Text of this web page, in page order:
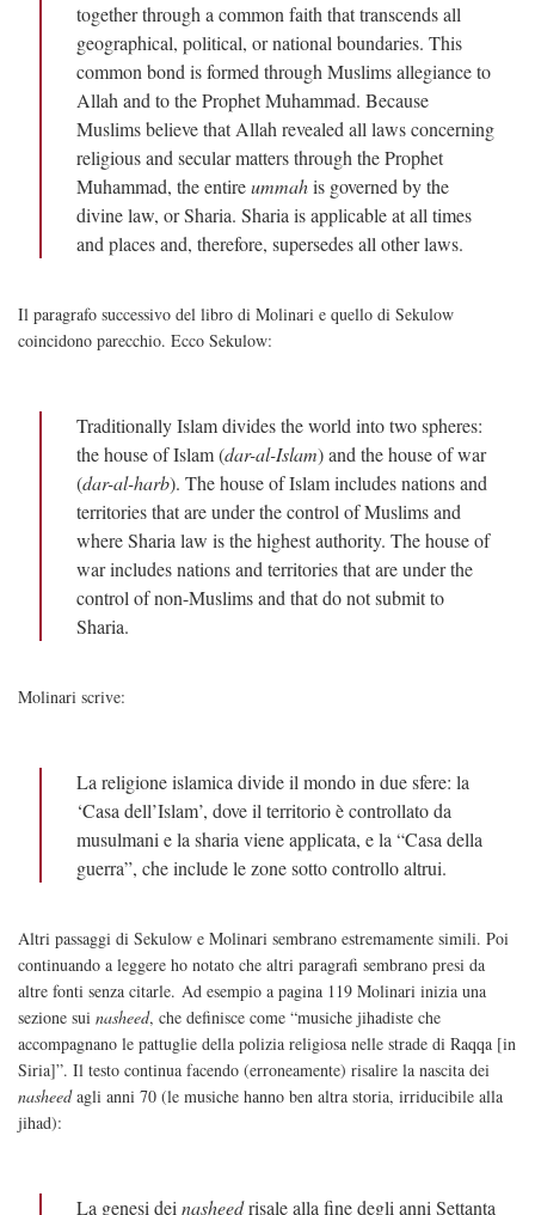
together through a common faith that transcends all
geographical, political, or national boundaries. This
common bond is formed through Muslims allegiance to
Allah and to the Prophet Muhammad. Because
Muslims believe that Allah revealed all laws concerning
religious and secular matters through the Prophet
Muhammad, the entireummahis governed by the
divine law, or Sharia. Sharia is applicable at all times
and places and, therefore, supersedes all other laws.
Il paragrafo successivo del libro di Molinari e quello di Sekulow
coincidono parecchio. Ecco Sekulow:
Traditionally Islam divides the world into two spheres:
the house of Islam (dar-al-Islam) and the house of war
(dar-al-harb). The house of Islam includes nations and
territories that are under the control of Muslims and
where Sharia law is the highest authority. The house of
war includes nations and territories that are under the
control of non-Muslims and that do not submit to
Sharia.
Molinari scrive:
La religione islamica divide il mondo in due sfere: la
‘Casa dell’Islam’, dove il territorio è controllato da
musulmani e la sharia viene applicata, e la “Casa della
guerra”, che include le zone sotto controllo altrui.
Altri passaggi di Sekulow e Molinari sembrano estremamente simili. Poi
continuando a leggere ho notato che altri paragrafi sembrano presi da
altre fonti senza citarle. Ad esempio a pagina 119 Molinari inizia una
sezione sui nasheed, che definisce come “musiche jihadiste che
accompagnano le pattuglie della polizia religiosa nelle strade di Raqqa [in
Siria]”. Il testo continua facendo (erroneamente) risalire la nascita dei
nasheedagli anni 70 (le musiche hanno ben altra storia, irriducibile alla
jihad):
La genesi dei nasheedrisale alla fine degli anni Settanta